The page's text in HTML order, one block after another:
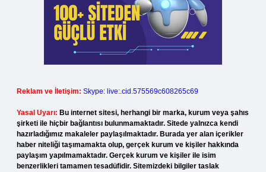
Reklam ve İletişim: Skype: live:.cid.575569c608265c69
Yasal Uyarı: Bu internet sitesi, herhangi bir marka, kurum veya şahıs
şirketi ile hiçbir bağlantısı bulunmamaktadır. Sitede yalnızca kendi
hazırladığımız makaleler paylaşılmaktadır. Burada yer alan içerikler
haber niteliği taşımamakta olup, gerçek kurum ve kişiler hakkında
paylaşım yapılmamaktadır. Gerçek kurum ve kişiler ile isim
benzerlikleri tamamen tesadüfidir. Sitemizdeki bilgiler taslak